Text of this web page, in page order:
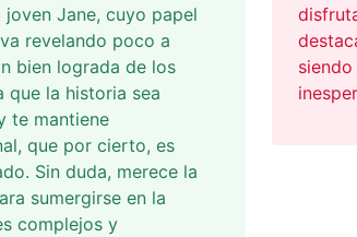
Jane, cuyo papel
revelando poco a
bien lograda de los
que la historia sea
te mantiene
que por cierto, es
Sin duda, merece la
sumergirse en la
complejos y